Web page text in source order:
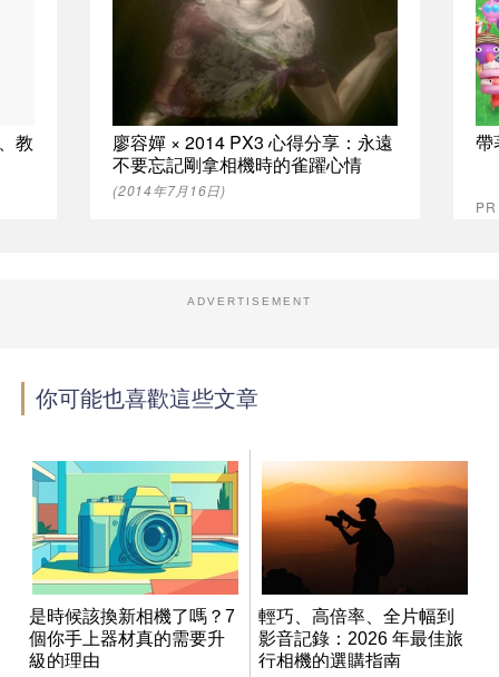
教
廖容嬋 × 2014 PX3 心得分享：永遠
不要忘記剛拿相機時的雀躍心情
(2014年7月16日)
帶
ADVERTISEMENT
你可能也喜歡這些文章
是時候該換新相機了嗎？7
個你手上器材真的需要升
級的理由
輕巧、高倍率、全片幅到
影音記錄：2026 年最佳旅
行相機的選購指南